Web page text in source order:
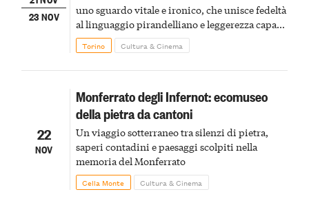
23 NOV
uno sguardo vitale e ironico, che unisce fedeltà
al linguaggio pirandelliano e leggerezza capace
di parlare alle nuove generazioni
Torino Cultura & Cinema
22
NOV
Monferrato degli Infernot: ecomuseo
della pietra da cantoni
Un viaggio sotterraneo tra silenzi di pietra,
saperi contadini e paesaggi scolpiti nella
memoria del Monferrato
Cella Monte Cultura & Cinema